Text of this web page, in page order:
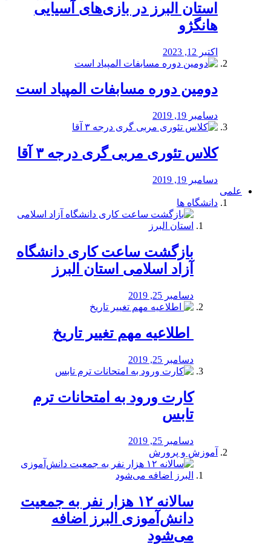
استان البرز در بازی‌های آسیایی
هانگژو
اکتبر 12, 2023
دومین دوره مسابفات المپیاد است
دسامبر 19, 2019
کلاس تئوری مربی گری درجه ۳ آقا
دسامبر 19, 2019
علمی
دانشگاه ها
بازگشت ساعت کاری دانشگاه
آزاد اسلامی استان البرز
دسامبر 25, 2019
️ اطلاعیه مهم تغییر تاریخ
دسامبر 25, 2019
کارت ورود به امتحانات ترم
تابس
دسامبر 25, 2019
آموزش و پرورش
️سالانه ۱۲ هزار نفر به جمعیت
دانش‌آموزی البرز اضافه
می‌شود